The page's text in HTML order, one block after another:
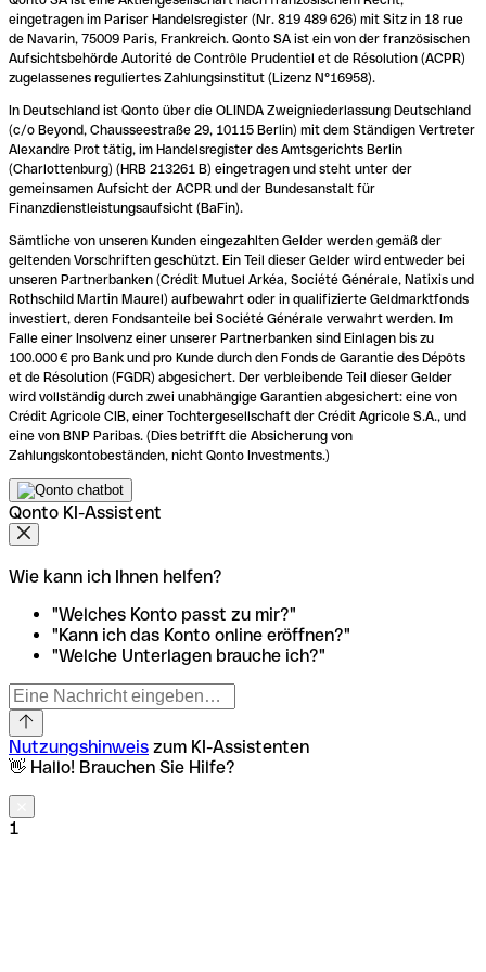
eingetragen im Pariser Handelsregister (Nr. 819 489 626) mit Sitz in 18 rue
de Navarin, 75009 Paris, Frankreich. Qonto SA ist ein von der französischen
Aufsichtsbehörde Autorité de Contrôle Prudentiel et de Résolution (ACPR)
zugelassenes reguliertes Zahlungsinstitut (Lizenz N°16958).
In Deutschland ist Qonto über die OLINDA Zweigniederlassung Deutschland
(c/o Beyond, Chausseestraße 29, 10115 Berlin) mit dem Ständigen Vertreter
Alexandre Prot tätig, im Handelsregister des Amtsgerichts Berlin
(Charlottenburg) (HRB 213261 B) eingetragen und steht unter der
gemeinsamen Aufsicht der ACPR und der Bundesanstalt für
Finanzdienstleistungsaufsicht (BaFin).
Sämtliche von unseren Kunden eingezahlten Gelder werden gemäß der
geltenden Vorschriften geschützt. Ein Teil dieser Gelder wird entweder bei
unseren Partnerbanken (Crédit Mutuel Arkéa, Société Générale, Natixis und
Rothschild Martin Maurel) aufbewahrt oder in qualifizierte Geldmarktfonds
investiert, deren Fondsanteile bei Société Générale verwahrt werden. Im
Falle einer Insolvenz einer unserer Partnerbanken sind Einlagen bis zu
100.000 € pro Bank und pro Kunde durch den Fonds de Garantie des Dépôts
et de Résolution (FGDR) abgesichert. Der verbleibende Teil dieser Gelder
wird vollständig durch zwei unabhängige Garantien abgesichert: eine von
Crédit Agricole CIB, einer Tochtergesellschaft der Crédit Agricole S.A., und
eine von BNP Paribas. (Dies betrifft die Absicherung von
Zahlungskontobeständen, nicht Qonto Investments.)
Qonto KI-Assistent
Wie kann ich Ihnen helfen?
"Welches Konto passt zu mir?"
"Kann ich das Konto online eröffnen?"
"Welche Unterlagen brauche ich?"
Nutzungshinweis zum KI-Assistenten
👋 Hallo! Brauchen Sie Hilfe?
1